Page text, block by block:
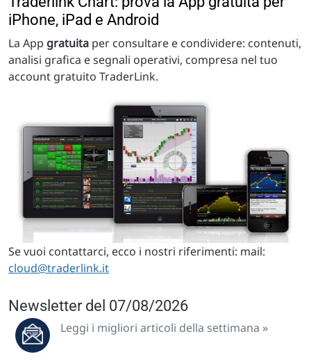
iPhone, iPad e Android
La App gratuita per consultare e condividere: contenuti,
analisi grafica e segnali operativi, compresa nel tuo
account gratuito TraderLink.
Se vuoi contattarci, ecco i nostri riferimenti: mail:
cloud@traderlink.it
Newsletter del 07/08/2026
Leggi i migliori articoli della settimana »